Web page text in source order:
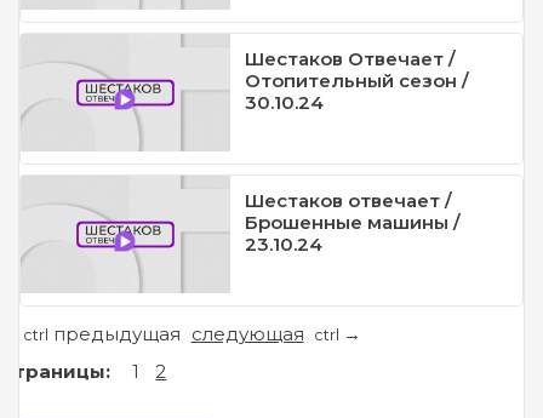
Шестаков Отвечает /
Отопительный сезон /
30.10.24
Шестаков отвечает /
Брошенные машины /
23.10.24
ctrl предыдущая следующая ctrl →
Страницы: 1 2